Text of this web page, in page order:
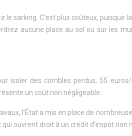
le sarking. C’est plus coûteux,
aucune place au sol ou sur les
isoler des combles perdus, 55
un coût non négligeable.
l’État a mis en place de
ouvrent droit à un crédit d’impôt non